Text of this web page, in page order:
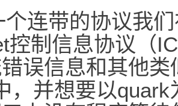
个连带的协议我
控制信息协议（
误信息和其他
，并想要以